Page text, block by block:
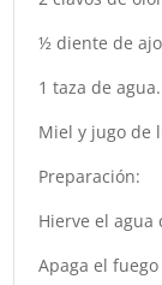
½ diente de
1 taza de agua.
Miel y jugo de
Preparación:
Hierve el
Apaga el